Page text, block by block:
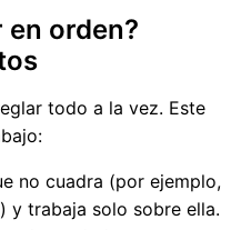
orden?
todo a la vez. Este
no cuadra (por ejemplo,
y trabaja solo sobre ella.